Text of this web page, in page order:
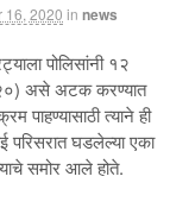
16, 2020 in news
पोलिसांनी १२
असे अटक करण्यात
पाहण्यासाठी त्याने ही
परिसरात घडलेल्या एका
समोर आले होते.